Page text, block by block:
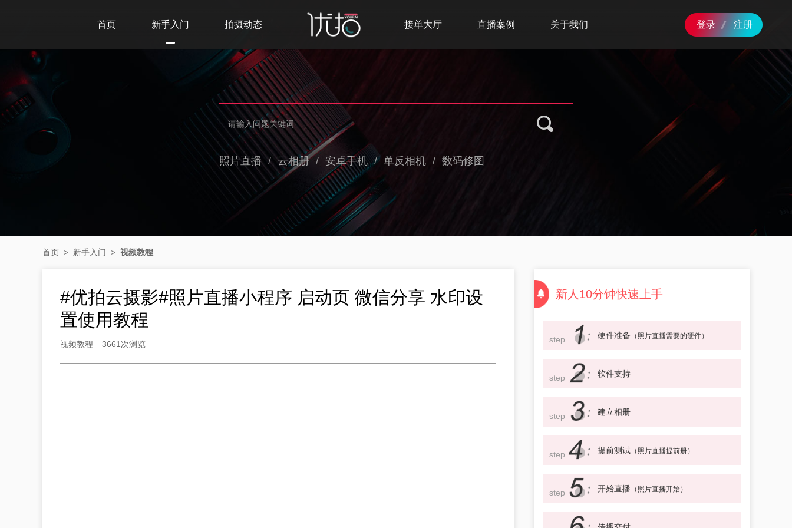
首页 新手入门 拍摄动态 接单大厅 直播案例 关于我们 登录 注册
照片直播 / 云相册 / 安卓手机 / 单反相机 / 数码修图
首页 > 新手入门 > 视频教程
#优拍云摄影#照片直播小程序 启动页 微信分享 水印设
置使用教程
视频教程 3661次浏览
新人10分钟快速上手
step 硬件准备 （照片直播需要的硬件）
step 软件支持
step 建立相册
step 提前测试 （照片直播提前册）
step 开始直播 （照片直播开始）